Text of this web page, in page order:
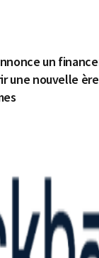
un
une nouvelle